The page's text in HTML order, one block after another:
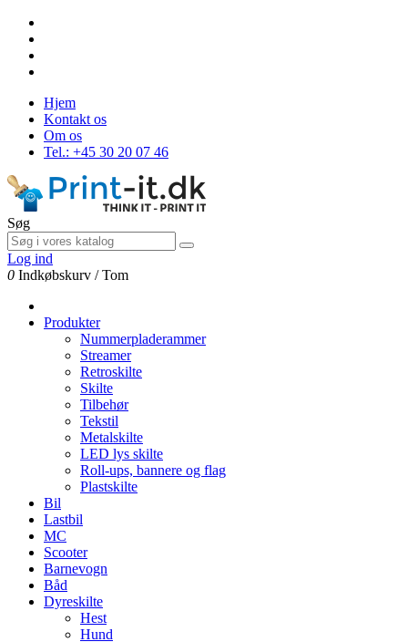
Hjem
Kontakt os
Om os
Tel.: +45 30 20 07 46
Søg
Log ind
0 Indkøbskurv /Tom
Produkter
Nummerpladerammer
Streamer
Retroskilte
Skilte
Tilbehør
Tekstil
Metalskilte
LED lys skilte
Roll-ups, bannere og flag
Plastskilte
Bil
Lastbil
MC
Scooter
Barnevogn
Båd
Dyreskilte
Hest
Hund